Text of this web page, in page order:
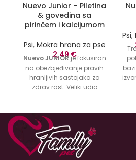
Nuevo Junior – Piletina
& govedina sa
pirinčem i kalcijumom
Psi, Mokra hrana za pse
2,49 €
Nuevo JUNIOR je fokusiran
na obezbjeđivanje pravih
hranljivih sastojaka za
zdrav rast. Veliki udio
visoke biološke vrijednosti.
nuevo Chicken and Beef
JUNIOR je uravnotežena
kompletna ishrana sa
pravilnim nivoom proteina,
Psi,